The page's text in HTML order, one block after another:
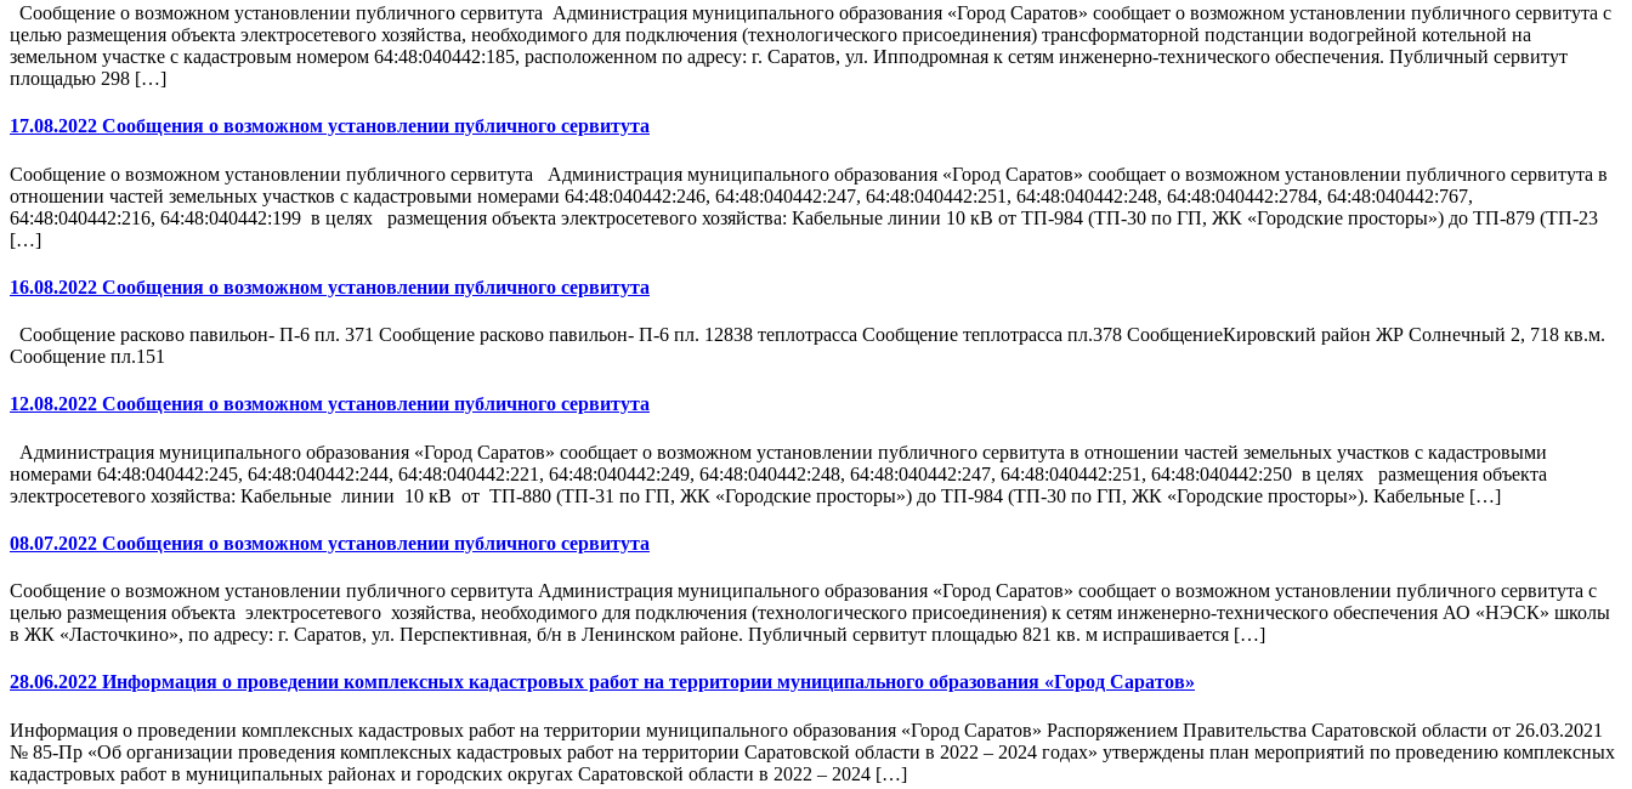
Сообщение о возможном установлении публичного сервитута Администрация муниципального образования «Город Саратов» сообщает о возможном установлении публичного сервитута с
целью размещения объекта электросетевого хозяйства, необходимого для подключения (технологического присоединения) трансформаторной подстанции водогрейной котельной на
земельном участке с кадастровым номером 64:48:040442:185, расположенном по адресу: г. Саратов, ул. Ипподромная к сетям инженерно-технического обеспечения. Публичный сервитут
площадью 298 […]
17.08.2022 Сообщения о возможном установлении публичного сервитута
Сообщение о возможном установлении публичного сервитута Администрация муниципального образования «Город Саратов» сообщает о возможном установлении публичного сервитута в
отношении частей земельных участков с кадастровыми номерами 64:48:040442:246, 64:48:040442:247, 64:48:040442:251, 64:48:040442:248, 64:48:040442:2784, 64:48:040442:767,
64:48:040442:216, 64:48:040442:199 в целях размещения объекта электросетевого хозяйства: Кабельные линии 10 кВ от ТП-984 (ТП-30 по ГП, ЖК «Городские просторы») до ТП-879 (ТП-23
[…]
16.08.2022 Сообщения о возможном установлении публичного сервитута
Сообщение расково павильон- П-6 пл. 371 Сообщение расково павильон- П-6 пл. 12838 теплотрасса Сообщение теплотрасса пл.378 СообщениеКировский район ЖР Солнечный 2, 718 кв.м.
Сообщение пл.151
12.08.2022 Сообщения о возможном установлении публичного сервитута
Администрация муниципального образования «Город Саратов» сообщает о возможном установлении публичного сервитута в отношении частей земельных участков с кадастровыми
номерами 64:48:040442:245, 64:48:040442:244, 64:48:040442:221, 64:48:040442:249, 64:48:040442:248, 64:48:040442:247, 64:48:040442:251, 64:48:040442:250 в целях размещения объекта
электросетевого хозяйства: Кабельные линии 10 кВ от ТП-880 (ТП-31 по ГП, ЖК «Городские просторы») до ТП-984 (ТП-30 по ГП, ЖК «Городские просторы»). Кабельные […]
08.07.2022 Сообщения о возможном установлении публичного сервитута
Сообщение о возможном установлении публичного сервитута Администрация муниципального образования «Город Саратов» сообщает о возможном установлении публичного сервитута с
целью размещения объекта электросетевого хозяйства, необходимого для подключения (технологического присоединения) к сетям инженерно-технического обеспечения АО «НЭСК» школы
в ЖК «Ласточкино», по адресу: г. Саратов, ул. Перспективная, б/н в Ленинском районе. Публичный сервитут площадью 821 кв. м испрашивается […]
28.06.2022 Информация о проведении комплексных кадастровых работ на территории муниципального образования «Город Саратов»
Информация о проведении комплексных кадастровых работ на территории муниципального образования «Город Саратов» Распоряжением Правительства Саратовской области от 26.03.2021
№ 85-Пр «Об организации проведения комплексных кадастровых работ на территории Саратовской области в 2022 – 2024 годах» утверждены план мероприятий по проведению комплексных
кадастровых работ в муниципальных районах и городских округах Саратовской области в 2022 – 2024 […]